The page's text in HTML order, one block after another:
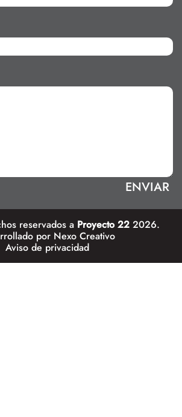
reservados a Proyecto 22 2026.
por Nexo Creativo
Aviso de privacidad